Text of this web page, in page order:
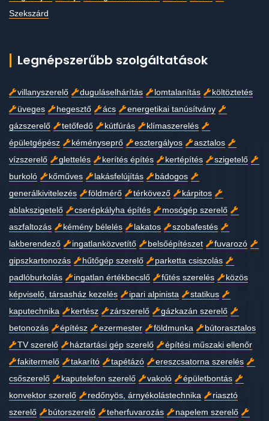
Szekszárd
Legnépszerűbb szolgáltatások
villanyszerelő duguláselhárítás lomtalanítás
költöztetés
üveges
hegesztő ács
energetikai tanúsítvány
gázszerelő
tetőfedő kútfúrás
klímaszerelés
épületgépész
kéményseprő esztergályos
asztalos
vízszerelő
glettelés kerítés építés kertépítés
szigetelő
burkoló
kőműves lakásfelújítás
bádogos
generálkivitelezés
földmérő térkövező
kárpitos
ablakszigetelő
cserépkályha építés
mosógép szerelő
aszfaltozás
kémény bélelés lakatos
szobafestés
lakberendező
ingatlanközvetítő belsőépítészet
fuvarozó
gipszkartonozás
hűtőgép szerelő
parketta csiszolás
padlóburkolás
ingatlan értékbecslő fűtés szerelés
közös
képviselő, társasház kezelés
ipari alpinista
statikus
kaputechnika
kertész zárszerelő
gázkazán szerelő
betonozás
építész ezermester földmunka
bútorasztalos
TV szerelő
háztartási gép szerelő
építési műszaki ellenőr
fakitermelő
takarító tapétázó
ereszcsatorna szerelés
csőszerelő
kaputelefon szerelő vakoló
épületbontás
konvektor szerelő
redőnyös, árnyékolástechnika
riasztó
szerelő
bútorszerelő teherfuvarozás napelem szerelő